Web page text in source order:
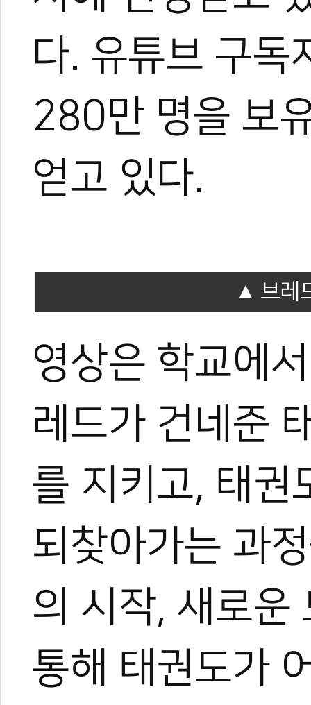
다. 유튜브 구
280만 명을 보
얻고 있다.
브레
영상은 학교에
레드가 건네준
를 지키고, 태권
되찾아가는 과
의 시작, 새로운
통해 태권도가
운동을 좋아해 다양한 스포
은 특별했다.
로 즐겼다.
그러다 우연히 영상 제작에
은 세상을 보게 되었고, 자
지금은 국내외를 누비며
가며 다방면으로 성장 중이
며 끊임없이 도전한다.